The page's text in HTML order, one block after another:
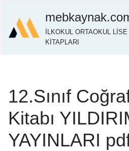
İçeriğe
geç
İLKOKUL ORTAOKUL
KİTAPLARI
12.Sınıf
Kitabı
YAYINLARI